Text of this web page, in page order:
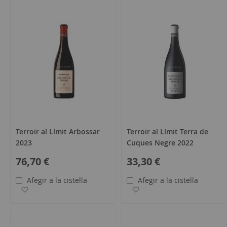
Terroir al Límit Arbossar
2023
76,70 €
Afegir a la cistella
Terroir al Límit Terra de
Cuques Negre 2022
33,30 €
Afegir a la cistella